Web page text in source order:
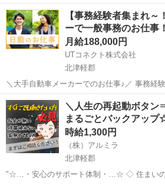
す!!』 全国に様々な求人を5万件以上取り扱
況に応じてマッチしそうな求人をご案内いた
けしてみたい方やどんな求...
青森 北津軽郡 工場 スタッフ
【事務経験者集まれ～
ーで一般事務のお仕事
月給188,000円
UTコネクト株式会社
北津軽郡
＼大手自動車メーカーでのお仕事♪／ 事務経験者の方歓迎！ PCスキル
が活かせるお仕事☆ ＜具体的には…＞ ◆顧客対応 ◆点検・レンタカ
ーの受付 ◆電話応対 ◆その他経理業務 ◆新
の事務作業 ※PC...
青森 北津軽郡 電話対応
＼人生の再起動ボタ
まるごとバックアッ
時給1,300円
（株）アルミラ
北津軽郡
"☆…・安心のサポート体制・…☆ ◇ 住まいの心配ゼロ！ ◇ • 個室1R